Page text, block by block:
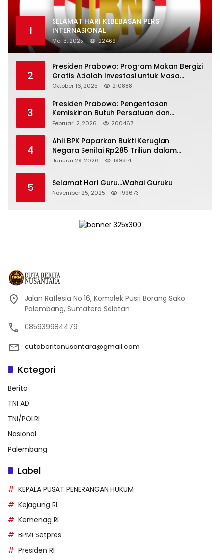
1
SELAMAT HARI KEBEBASAN PERS
INTERNASIONAL
Mei 3, 2025 224691
2
Presiden Prabowo: Program Makan Bergizi
Gratis Adalah Investasi untuk Masa
Depan Bangsa
Oktober 16, 2025 210888
3
Presiden Prabowo: Pengentasan
Kemiskinan Butuh Persatuan dan
Kepemimpinan yang Bertanggung Jawab
Februari 2, 2026 200467
4
Ahli BPK Paparkan Bukti Kerugian
Negara Senilai Rp285 Triliun dalam
Persidangan Korupsi PT Pertamina
Januari 29, 2026 199814
5 Selamat Hari Guru…Wahai Guruku
November 25, 2025 199673
Jalan Raflesia No 16, Komplek Pusri Borang Sako
Palembang, Sumatera Selatan
085939984479
dutaberitanusantara@gmail.com
Kategori
Berita
TNI AD
TNI/POLRI
Nasional
Palembang
Label
KEPALA PUSAT PENERANGAN HUKUM
Kejagung RI
Kemenag RI
BPMI Setpres
Presiden RI